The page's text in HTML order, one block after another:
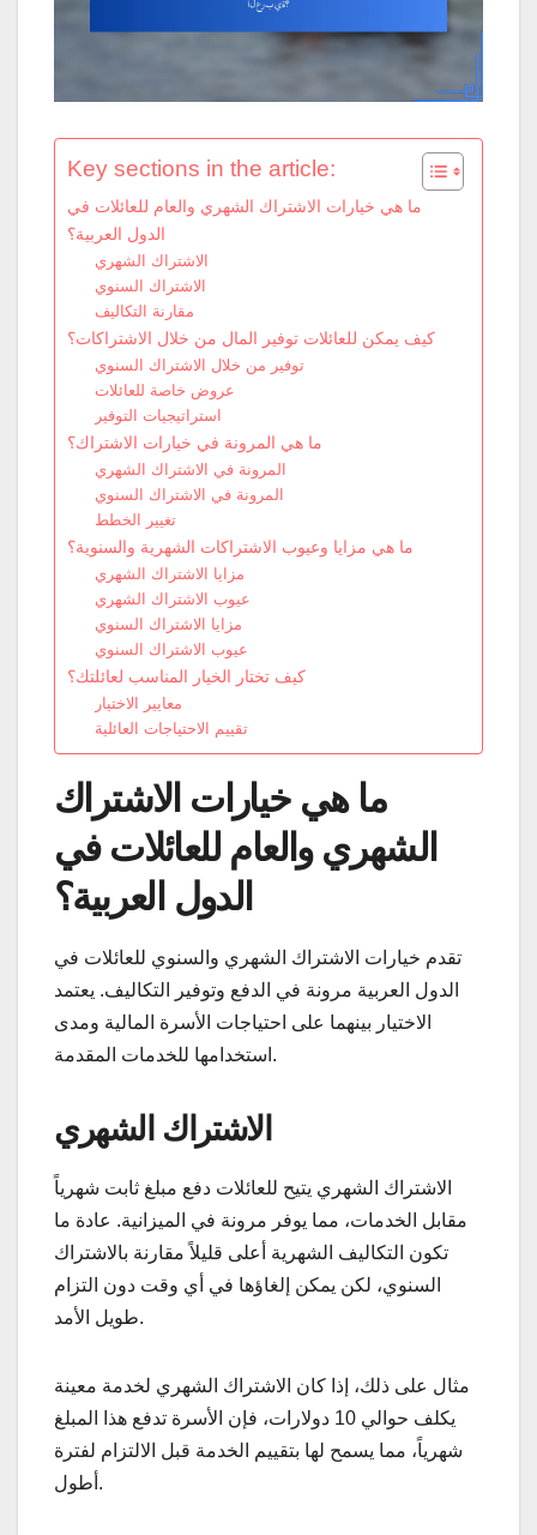
Key sections in the article:
ما هي خيارات الاشتراك الشهري والعام للعائلات في
الدول العربية؟
الاشتراك الشهري
الاشتراك السنوي
مقارنة التكاليف
كيف يمكن للعائلات توفير المال من خلال الاشتراكات؟
توفير من خلال الاشتراك السنوي
عروض خاصة للعائلات
استراتيجيات التوفير
ما هي المرونة في خيارات الاشتراك؟
المرونة في الاشتراك الشهري
المرونة في الاشتراك السنوي
تغيير الخطط
ما هي مزايا وعيوب الاشتراكات الشهرية والسنوية؟
مزايا الاشتراك الشهري
عيوب الاشتراك الشهري
مزايا الاشتراك السنوي
عيوب الاشتراك السنوي
كيف تختار الخيار المناسب لعائلتك؟
معايير الاختيار
تقييم الاحتياجات العائلية
ما هي خيارات الاشتراك
الشهري والعام للعائلات في
الدول العربية؟
تقدم خيارات الاشتراك الشهري والسنوي للعائلات في
الدول العربية مرونة في الدفع وتوفير التكاليف. يعتمد
الاختيار بينهما على احتياجات الأسرة المالية ومدى
استخدامها للخدمات المقدمة.
الاشتراك الشهري
الاشتراك الشهري يتيح للعائلات دفع مبلغ ثابت شهرياً
مقابل الخدمات، مما يوفر مرونة في الميزانية. عادة ما
تكون التكاليف الشهرية أعلى قليلاً مقارنة بالاشتراك
السنوي، لكن يمكن إلغاؤها في أي وقت دون التزام
طويل الأمد.
مثال على ذلك، إذا كان الاشتراك الشهري لخدمة معينة
يكلف حوالي 10 دولارات، فإن الأسرة تدفع هذا المبلغ
شهرياً، مما يسمح لها بتقييم الخدمة قبل الالتزام لفترة
أطول.